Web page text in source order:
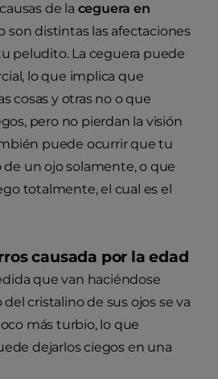
de la ceguera en
son distintas las afectaciones
peludito. La ceguera puede
lo que implica que
cosas y otras no o que
pero no pierdan la visión
puede ocurrir que tu
un ojo solamente, o que
totalmente, el cual es el
causada por la edad
que van haciéndose
cristalino de sus ojos se va
más turbio, lo que
dejarlos ciegos en una